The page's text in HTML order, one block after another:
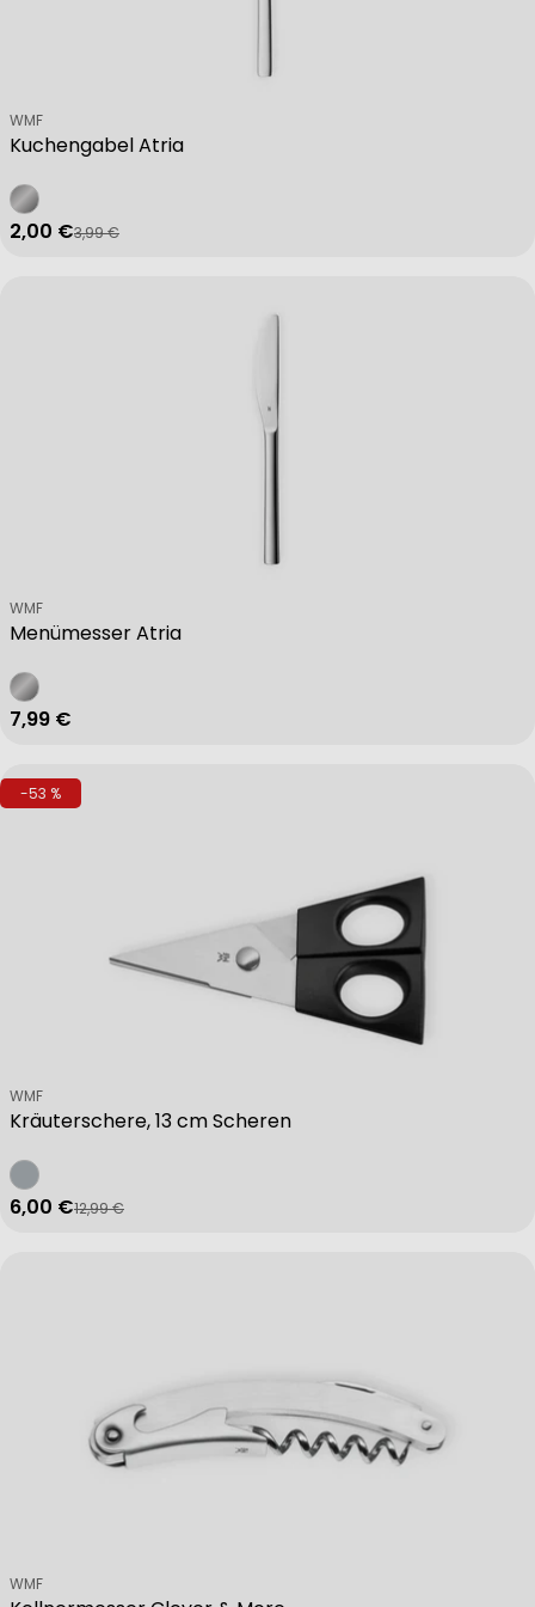
Kuchengabel Atria
Verkäufer:
WMF
Verkaufspreis
2,00 €
Regulärer Preis
3,99 €
Menümesser Atria
Verkäufer:
WMF
Regulärer Preis
7,99 €
-53 %
Kräuterschere, 13 cm Scheren
Verkäufer:
WMF
Verkaufspreis
6,00 €
Regulärer Preis
12,99 €
Verkäufer:
WMF